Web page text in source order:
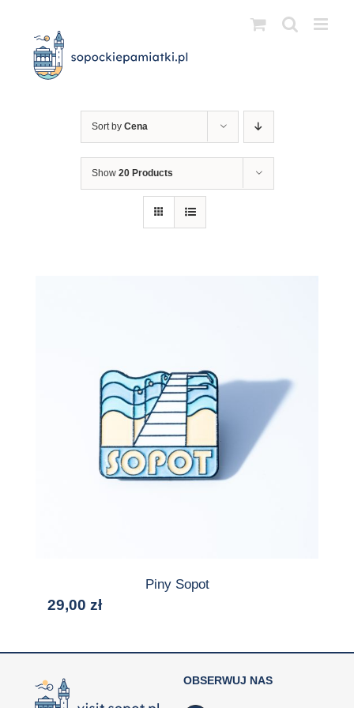
zawartości
Sort by Cena
Show 20 Products
Piny Sopot
29,00 zł
OBSERWUJ NAS